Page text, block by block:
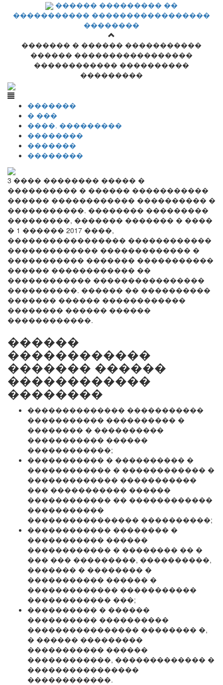
������ ��������� ��
����������� �����������������
��������
������� � ������ �����������
������ �����������������
������������ ����������
���������
�������
� ���
����. ���������
��������
�������
��������
3 ���� �������� ����� �
���������� � ������ �����������
������ ������������ ���������� �
�����������. �������� ���������
���������, ������� ������� � ����
� 1 ������ 2017 ����,
����������������� ������������
������������� ������������� �
����������� ������� �����������
������ ������������ ��
������������ ����������������
����������. ������ �� ����������
������� ������ ������������
�������� ������ ������
������������.
������
������������
������� ������
������������
��������
�������������� �����������
����������� ���������� �
�������� � ����������
����������� ������
������������;
����������� � ���������� �
������������ � ������������ �
������������� �����������
��� ����������� ������
������������ �� ������������
�����������
���������������� ����������;
������������ �������� �
����������� ������
������������ � �������� �� �
��� ��� ���������, ����������,
������� � �������� �
����������� ������ �
������������� �����������
������������ ���;
���������� � ������
���������� ����������
���������������� �������� �,
� ������ ���������
����������� ������
������������, ������������� �
����������������
������������.